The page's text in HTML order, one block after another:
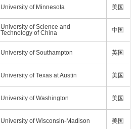
University of Minnesota 美国
University of Science and
Technology of China
中国
University of Southampton 英国
University of Texas at Austin 美国
University of Washington 美国
University of Wisconsin-Madison 美国